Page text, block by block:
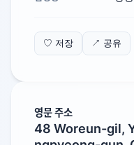
♡ 저장 ↗ 공유
영문 주소
48 Woreun-gil,